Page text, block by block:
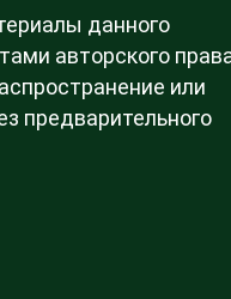
данного
авторского
или
предварительного